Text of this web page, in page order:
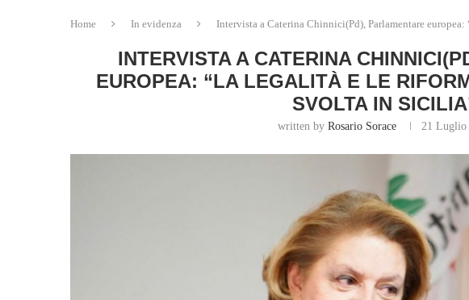
Home In evidenza Intervista a Caterina Chinnici(Pd), Parlamentare
INTERVISTA A CATERINA
EUROPEA: “LA LEGALITÀ E LE
SVOLTA IN
written by Rosario Sorace 21 Luglio